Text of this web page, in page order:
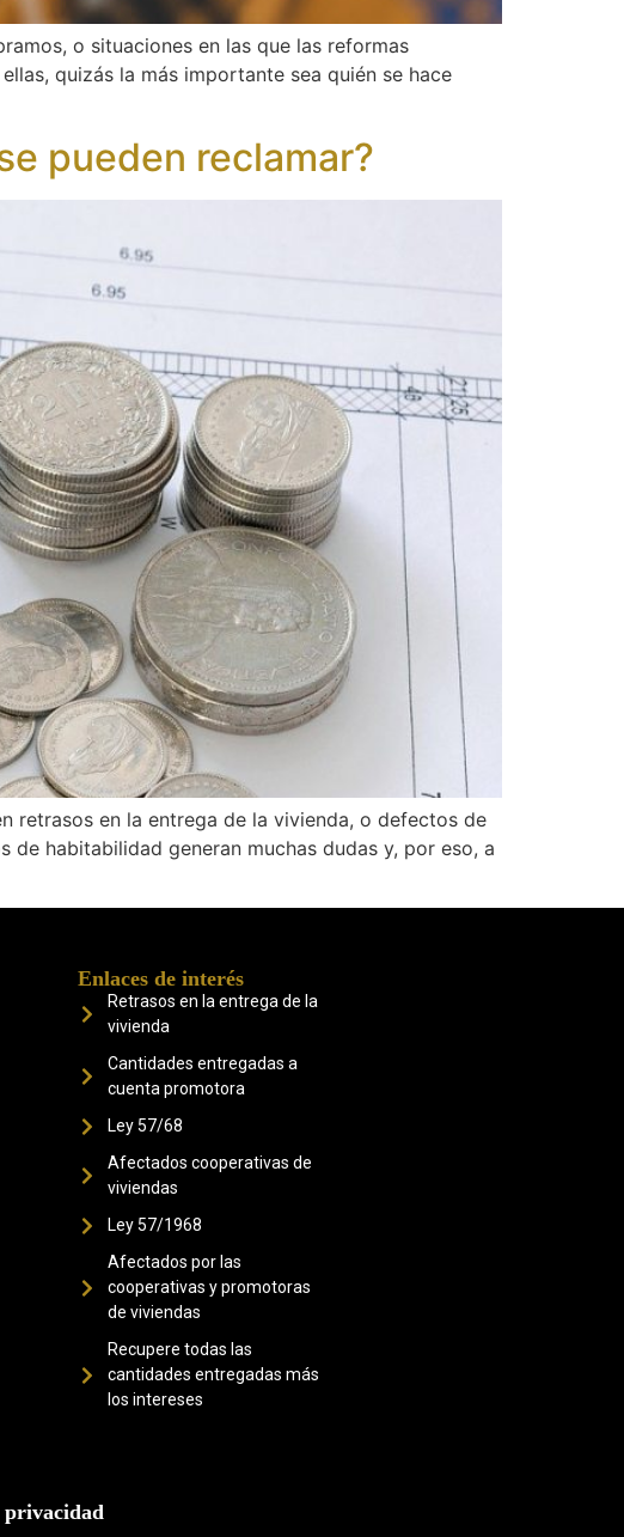
o situaciones en las que las reformas
quizás la más importante sea quién se hace
pueden reclamar?
retrasos en la entrega de la vivienda, o defectos de
habitabilidad generan muchas dudas y, por eso, a
Enlaces de interés
Retrasos en la entrega de la
vivienda
Cantidades entregadas a
cuenta promotora
Ley 57/68
Afectados cooperativas de
viviendas
Ley 57/1968
Afectados por las
cooperativas y promotoras
de viviendas
Recupere todas las
cantidades entregadas más
los intereses
privacidad